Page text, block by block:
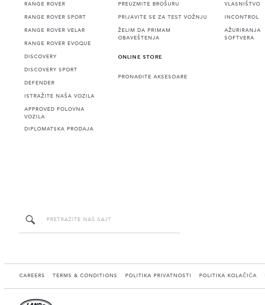
RANGE ROVER
RANGE ROVER SPORT
RANGE ROVER VELAR
RANGE ROVER EVOQUE
DISCOVERY
DISCOVERY SPORT
DEFENDER
ISTRAŽITE NAŠA VOZILA
APPROVED POLOVNA
VOZILA
DIPLOMATSKA PRODAJA
PREUZMITE BROŠURU
PRIJAVITE SE ZA TEST VOŽNJU
ŽELIM DA PRIMAM
OBAVEŠTENJA
ONLINE STORE
PRONAĐITE AKSESOARE
VLASNIŠTVO
INCONTROL
AŽURIRANJA
SOFTVERA
CAREERS TERMS & CONDITIONS POLITIKA PRIVATNOSTI POLITIKA KOLAČIĆA